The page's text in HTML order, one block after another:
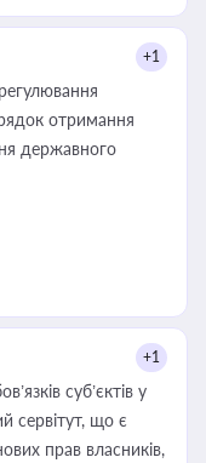
+1
отримання
державного
+1
суб’єктів у
сервітут, що є
прав власників,